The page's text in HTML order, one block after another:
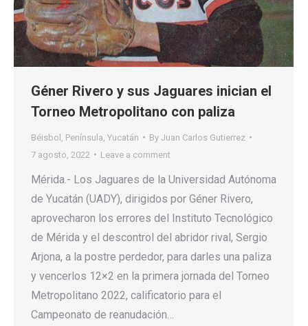
Géner Rivero y sus Jaguares inician el
Torneo Metropolitano con paliza
Béisbol Península Yucatán By Juan Carlos Gutierrez
7 agosto, 2022
Leave a comment
Mérida.- Los Jaguares de la Universidad Autónoma
de Yucatán (UADY), dirigidos por Géner Rivero,
aprovecharon los errores del Instituto Tecnológico
de Mérida y el descontrol del abridor rival, Sergio
Arjona, a la postre perdedor, para darles una paliza
y vencerlos 12×2 en la primera jornada del Torneo
Metropolitano 2022, calificatorio para el
Campeonato de reanudación…